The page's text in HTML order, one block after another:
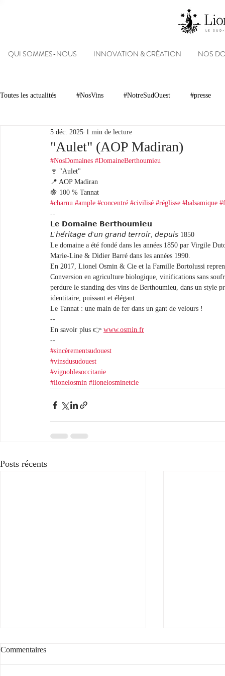
QUI SOMMES-NOUS INNOVATION & CRÉATION NOS
Toutes les actualités #NosVins #NotreSudOuest #presse
Chambre d’Amour Vins Armagnacs
Dégustations Evénements
#NosDomaines
"Aulet" (AOP Madiran)
5 déc. 2025 1 min de lecture
#NosDomaines #DomaineBerthoumieu
🍷 "Aulet"
📍 AOP Madiran
🍇 100 % Tannat
#charnu #ample #concentré #civilisé #réglisse #balsamique
--
𝗟𝗲 𝗗𝗼𝗺𝗮𝗶𝗻𝗲 𝗕𝗲𝗿𝘁𝗵𝗼𝘂𝗺𝗶𝗲𝘂
𝘓'𝘩𝘦́𝘳𝘪𝘵𝘢𝘨𝘦 𝘥'𝘶𝘯 𝘨𝘳𝘢𝘯𝘥 𝘵𝘦𝘳𝘳𝘰𝘪𝘳, 𝘥𝘦𝘱𝘶𝘪𝘴 1850
Le domaine a été fondé dans les années 1850 par Virgile
Marie-Line & Didier Barré dans les années 1990.
En 2017, Lionel Osmin & Cie et la Famille Bortolussi
Conversion en agriculture biologique, vinifications sans
perdure le standing des vins de Berthoumieu, dans un style
identitaire, puissant et élégant.
Le Tannat : une main de fer dans un gant de velours !
--
En savoir plus 👉 www.osmin.fr
--
#sincèrementsudouest
#vinsdusudouest
#vignoblesoccitanie
#lionelosmin #lionelosminetcie
Posts récents
Voyez la vie en rose
Voyez la vie en rose... avec notre rosé
Commentaires